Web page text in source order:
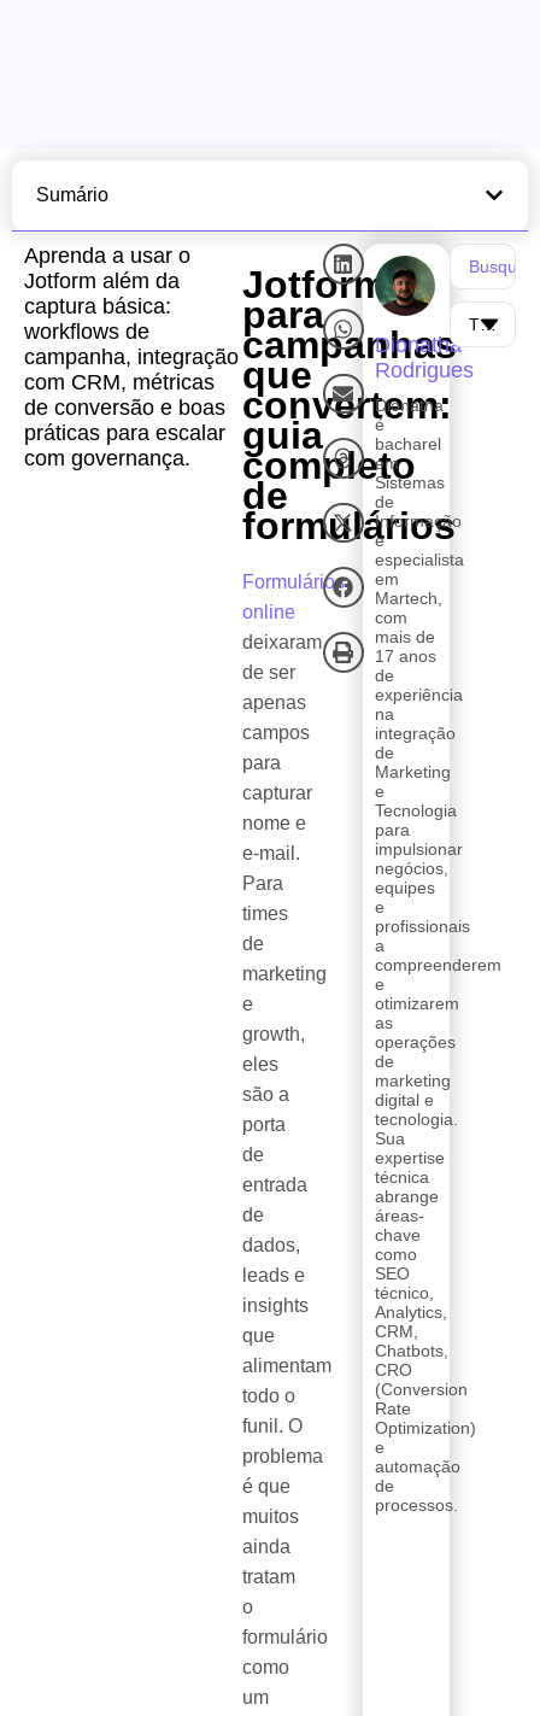
Aprenda a usar o
Jotform além da
captura básica:
workflows de
campanha, integração
com CRM, métricas
de conversão e boas
práticas para escalar
com governança.
Jotform
para
campanhas
que
convertem:
guia
completo
de
formulários
Formulários
online
deixaram
de ser
apenas
campos
para
capturar
nome e
e-mail.
Para
times
de
marketing
e
growth,
eles
são a
porta
de
entrada
de
dados,
leads e
insights
que
alimentam
todo o
funil. O
problema
é que
muitos
ainda
tratam
o
formulário
como
um
Dionatha
Rodrigues
Dionatha
é
bacharel
em
Sistemas
de
Informação
e
especialista
em
Martech,
com
mais de
17 anos
de
experiência
na
integração
de
Marketing
e
Tecnologia
para
impulsionar
negócios,
equipes
e
profissionais
a
compreenderem
e
otimizarem
as
operações
de
marketing
digital e
tecnologia.
Sua
expertise
técnica
abrange
áreas-
chave
como
SEO
técnico,
Analytics,
CRM,
Chatbots,
CRO
(Conversion
Rate
Optimization)
e
automação
de
processos.
Sumário